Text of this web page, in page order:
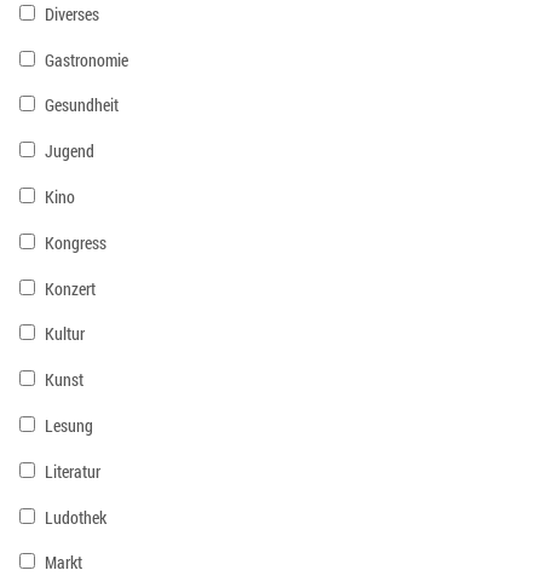
Diverses
Gastronomie
Gesundheit
Jugend
Kino
Kongress
Konzert
Kultur
Kunst
Lesung
Literatur
Ludothek
Markt